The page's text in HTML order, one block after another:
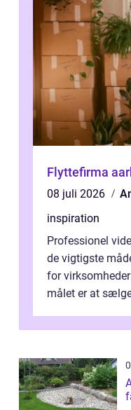
Flyttefirma
08 juli 2026
inspiration
Professionel
de vigtigste
for
målet er at